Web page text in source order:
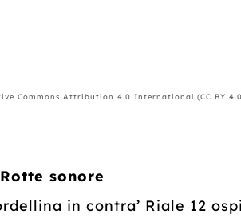
Commons Attribution 4.0 International (CC BY
sonore
in contra’ Riale 12